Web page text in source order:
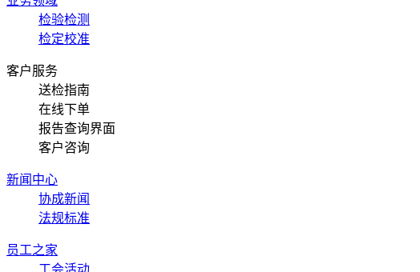
检验检测
检定校准
客户服务
送检指南
在线下单
报告查询界面
客户咨询
新闻中心
协成新闻
法规标准
员工之家
工会活动